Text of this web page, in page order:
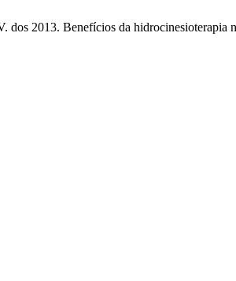
dos 2013. Benefícios da hidrocinesioterapia